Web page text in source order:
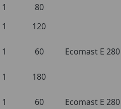
1
80
1 120
1 60
Ecomast E 280
1 180
1 60 Ecomast E 280